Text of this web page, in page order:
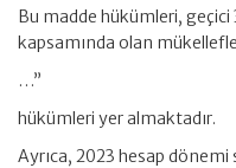
Bu madde hükümleri, geçici
kapsamında olan
…”
hükümleri yer almaktadır.
Ayrıca, 2023 hesap